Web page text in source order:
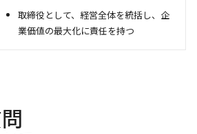
取締役として、経営全体を統括し、企
業価値の最大化に責任を持つ